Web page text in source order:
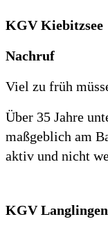
KGV Kiebitzsee
Nachruf
Viel zu früh
Über 35 Jahre
maßgeblich am
aktiv und nicht
KGV Langlingen